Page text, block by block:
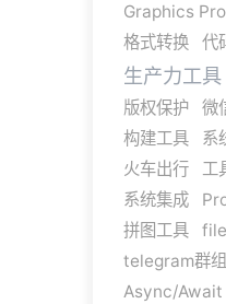
Graphics
格式转换
代
生产力工具
版权保护
微
构建工具
系
火车出行
工
系统集成
拼图工具
telegram群组
Async/Await